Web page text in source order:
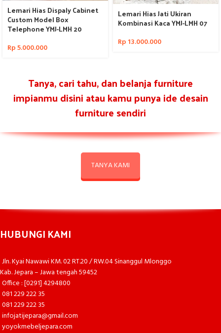
Lemari Hias Dispaly Cabinet
Custom Model Box
Telephone YMJ-LMH 20
Rp5.000.000
Lemari Hias Jati Ukiran
Kombinasi Kaca YMJ-LMH 07
Rp 13.000.000
Tanya, cari tahu, dan belanja furniture
impianmu disini atau kamu punya ide desain
furniture sendiri
TANYA KAMI
HUBUNGI KAMI
Jln. Kyai Nawawi KM. 02 RT.20 / RW.04 Sinanggul Mlonggo
Kab. Jepara – Jawa tengah 59452
Office : [0291] 4294800
081 229 222 35
081 229 222 35
infojatijepara@gmail.com
yoyokmebeljepara.com